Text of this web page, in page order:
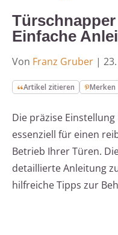
Einfache
Von Franz Gruber |
Artikel zitieren Merken
Die präzise
essenziell für einen
Betrieb Ihrer Türen.
detaillierte Anleitung
hilfreiche Tipps zur